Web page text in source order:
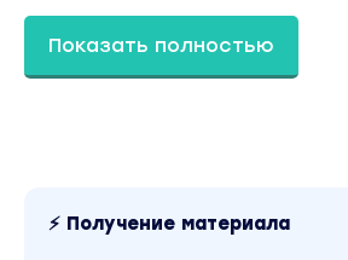
Показать полностью
⚡ Получение материала